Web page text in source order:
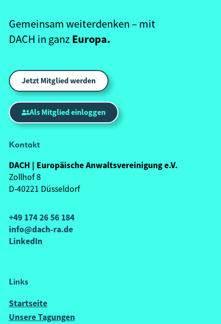
Gemeinsam weiterdenken – mit
DACH in ganz Europa.
Jetzt Mitglied werden
Als Mitglied einloggen
Kontakt
DACH | Europäische Anwaltsvereinigung e.V.
Zollhof 8
D-40221 Düsseldorf
+49 174 26 56 184
info@dach-ra.de
LinkedIn
Links
Startseite
Unsere Tagungen